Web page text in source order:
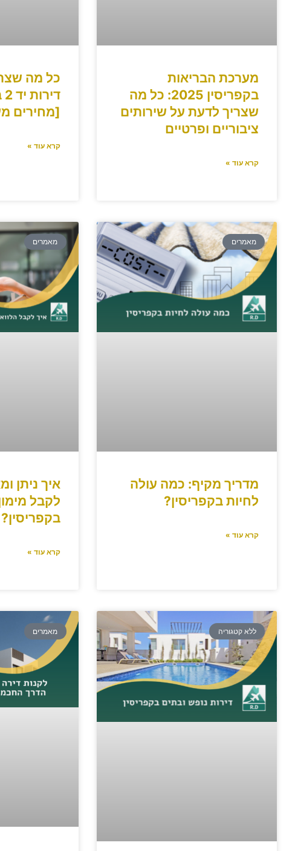
מערכת הבריאות
בקפריסין 2025: כל מה
שצריך לדעת על שירותים
ציבוריים ופרטיים
קרא עוד »
כל מה
[מחירים
קרא עוד »
מאמרים
מדריך מקיף: כמה עולה
לחיות בקפריסין?
קרא עוד »
מאמרים
איך ניתן
לקבל
בקפריסין?
קרא עוד »
ללא קטגוריה מאמרים